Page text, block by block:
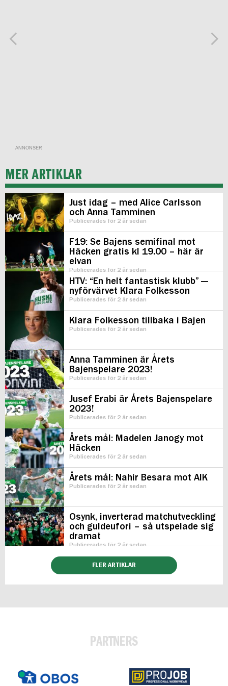
ANNONSER
MER ARTIKLAR
Just idag – med Alice Carlsson
och Anna Tamminen
Publicerades för 2 år sedan
F19: Se Bajens semifinal mot
Häcken gratis kl 19.00 – här är
elvan
Publicerades för 2 år sedan
HTV: “En helt fantastisk klubb” —
nyförvärvet Klara Folkesson
Publicerades för 2 år sedan
Klara Folkesson tillbaka i Bajen
Publicerades för 2 år sedan
Anna Tamminen är Årets
Bajenspelare 2023!
Publicerades för 2 år sedan
Jusef Erabi är Årets Bajenspelare
2023!
Publicerades för 2 år sedan
Årets mål: Madelen Janogy mot
Häcken
Publicerades för 2 år sedan
Årets mål: Nahir Besara mot AIK
Publicerades för 2 år sedan
Osynk, inverterad matchutveckling
och guldeufori – så utspelade sig
dramat
Publicerades för 2 år sedan
FLER ARTIKLAR
PARTNERS